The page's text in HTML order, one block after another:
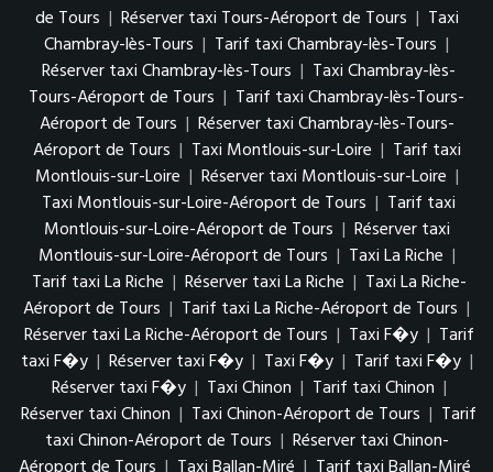
de Tours | Réserver taxi Tours-Aéroport de Tours | Taxi
Chambray-lès-Tours | Tarif taxi Chambray-lès-Tours |
Réserver taxi Chambray-lès-Tours | Taxi Chambray-lès-
Tours-Aéroport de Tours | Tarif taxi Chambray-lès-Tours-
Aéroport de Tours | Réserver taxi Chambray-lès-Tours-
Aéroport de Tours | Taxi Montlouis-sur-Loire | Tarif taxi
Montlouis-sur-Loire | Réserver taxi Montlouis-sur-Loire |
Taxi Montlouis-sur-Loire-Aéroport de Tours | Tarif taxi
Montlouis-sur-Loire-Aéroport de Tours | Réserver taxi
Montlouis-sur-Loire-Aéroport de Tours | Taxi La Riche |
Tarif taxi La Riche | Réserver taxi La Riche | Taxi La Riche-
Aéroport de Tours | Tarif taxi La Riche-Aéroport de Tours |
Réserver taxi La Riche-Aéroport de Tours | Taxi F�y | Tarif
taxi F�y | Réserver taxi F�y | Taxi F�y | Tarif taxi F�y |
Réserver taxi F�y | Taxi Chinon | Tarif taxi Chinon |
Réserver taxi Chinon | Taxi Chinon-Aéroport de Tours | Tarif
taxi Chinon-Aéroport de Tours | Réserver taxi Chinon-